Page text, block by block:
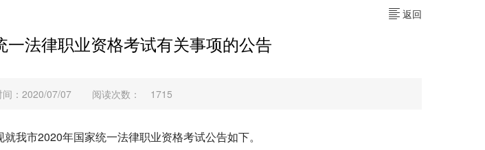
返回
法律职业资格考试有关事项的公告
间：2020/07/07 阅读次数： 1715
就我市2020年国家统一法律职业资格考试公告如下。